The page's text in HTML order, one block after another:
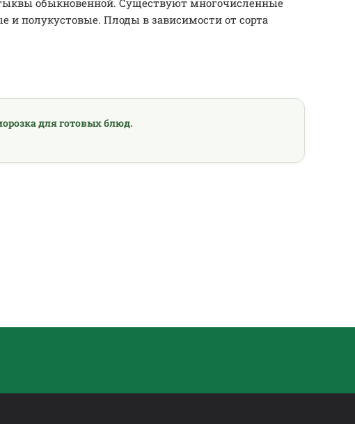
тыквы обыкновенной. Существуют многочисленные
и полукустовые. Плоды в зависимости от сорта
для готовых блюд.